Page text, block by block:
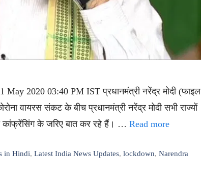
2020 03:40 PM IST प्रधानमंत्री नरेंद्र मोदी (फाइल
वायरस संकट के बीच प्रधानमंत्री नरेंद्र मोदी सभी राज्यों
कांफ्रेंसिंग के जरिए बात कर रहे हैं। … Read more
in Hindi,Latest India News Updates,lockdown,Narendra